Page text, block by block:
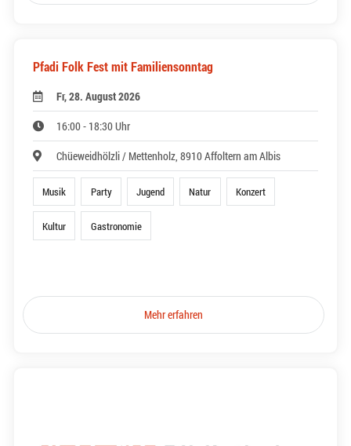
Pfadi Folk Fest mit Familiensonntag
Fr, 28. August 2026
16:00 - 18:30 Uhr
Chüeweidhölzli / Mettenholz, 8910 Affoltern am Albis
Musik Party Jugend Natur Konzert
Kultur Gastronomie
Mehr erfahren